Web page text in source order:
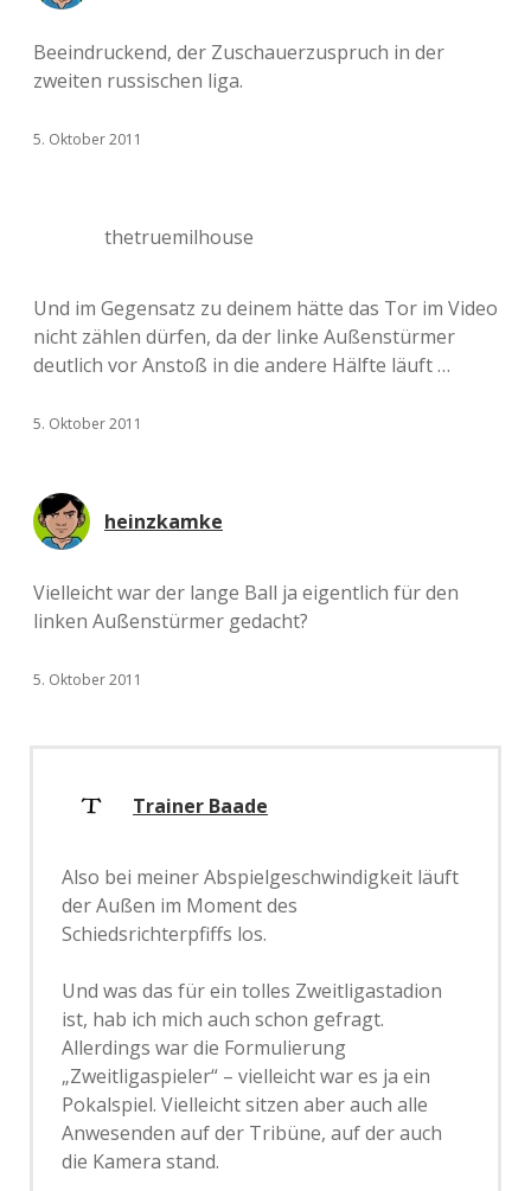
Beeindruckend, der Zuschauerzuspruch in der
zweiten russischen liga.
5. Oktober 2011
thetruemilhouse
Und im Gegensatz zu deinem hätte das Tor im Video
nicht zählen dürfen, da der linke Außenstürmer
deutlich vor Anstoß in die andere Hälfte läuft …
5. Oktober 2011
heinzkamke
Vielleicht war der lange Ball ja eigentlich für den
linken Außenstürmer gedacht?
5. Oktober 2011
Trainer Baade
Also bei meiner Abspielgeschwindigkeit läuft
der Außen im Moment des
Schiedsrichterpfiffs los.
Und was das für ein tolles Zweitligastadion
ist, hab ich mich auch schon gefragt.
Allerdings war die Formulierung
„Zweitligaspieler“ – vielleicht war es ja ein
Pokalspiel. Vielleicht sitzen aber auch alle
Anwesenden auf der Tribüne, auf der auch
die Kamera stand.